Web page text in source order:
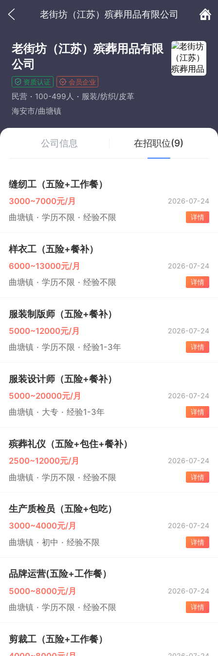
老街坊（江苏）殡葬用品有限公司
老街坊（江苏）殡葬用品有限
公司
资质认证 会员企业
民营 100-499人
服装/纺织/皮革
海安市/曲塘镇
公司信息 在招职位(9)
缝纫工（五险+工作餐）
3000~7000元/月 2026-07-24
曲塘镇 学历不限 经验不限 详情
样衣工（五险+餐补）
6000~13000元/月 2026-07-24
曲塘镇 学历不限 经验不限 详情
服装制版师（五险+餐补）
5000~12000元/月 2026-07-24
曲塘镇 学历不限 经验1-3年 详情
服装设计师（五险+餐补）
5000~20000元/月 2026-07-24
曲塘镇 大专 经验1-3年 详情
殡葬礼仪（五险+包住+餐补）
2500~12000元/月 2026-07-24
曲塘镇 学历不限 经验不限 详情
生产质检员（五险+包吃）
3000~4000元/月 2026-07-24
曲塘镇 初中 经验不限 详情
品牌运营(五险+工作餐）
5000~8000元/月 2026-07-24
曲塘镇 学历不限 经验不限 详情
剪裁工（五险+工作餐）